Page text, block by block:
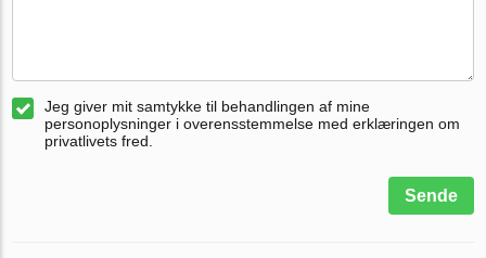
Jeg giver mit samtykke til behandlingen af mine
personoplysninger i overensstemmelse med erklæringen om
privatlivets fred.
Sende